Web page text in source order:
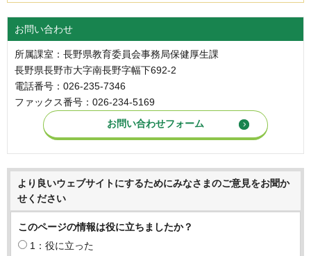
お問い合わせ
所属課室：長野県教育委員会事務局保健厚生課
長野県長野市大字南長野字幅下692-2
電話番号：026-235-7346
ファックス番号：026-234-5169
より良いウェブサイトにするためにみなさまのご意見をお聞か
せください
このページの情報は役に立ちましたか？
1：役に立った